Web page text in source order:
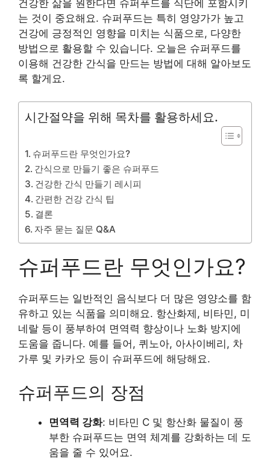
건강한 삶을 원한다면 슈퍼푸드를 식단에 포함시키
는 것이 중요해요. 슈퍼푸드는 특히 영양가가 높고
건강에 긍정적인 영향을 미치는 식품으로, 다양한
방법으로 활용할 수 있습니다. 오늘은 슈퍼푸드를
이용해 건강한 간식을 만드는 방법에 대해 알아보도
록 할게요.
시간절약을 위해 목차를 활용하세요.
슈퍼푸드란 무엇인가요?
간식으로 만들기 좋은 슈퍼푸드
건강한 간식 만들기 레시피
간편한 건강 간식 팁
결론
자주 묻는 질문 Q&A
슈퍼푸드란 무엇인가요?
슈퍼푸드는 일반적인 음식보다 더 많은 영양소를 함
유하고 있는 식품을 의미해요. 항산화제, 비타민, 미
네랄 등이 풍부하여 면역력 향상이나 노화 방지에
도움을 줍니다. 예를 들어, 퀴노아, 아사이베리, 차
가루 및 카카오 등이 슈퍼푸드에 해당해요.
슈퍼푸드의 장점
면역력 강화: 비타민 C 및 항산화 물질이 풍
부한 슈퍼푸드는 면역 체계를 강화하는 데 도
움을 줄 수 있어요.